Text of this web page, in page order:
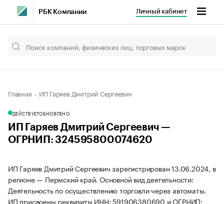
РБК Компании Личный кабинет
Главная ИП Гаряев Дмитрий Сергеевич
ДЕЙСТВУЕТОБНОВЛЕНО
ИП Гаряев Дмитрий Сергеевич —
ОГРНИП: 324595800074620
ИП Гаряев Дмитрий Сергеевич зарегистрирован 13.06.2024, в
регионе — Пермский край. Основной вид деятельности:
Деятельность по осуществлению торговли через автоматы.
ИП присвоены реквизиты ИНН: 591906380690 и ОГРНИП: